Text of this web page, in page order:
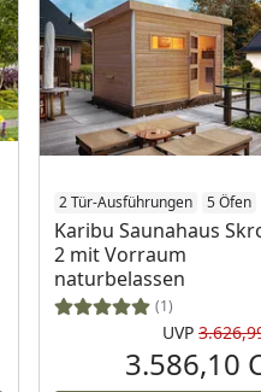
Aktueller Preis
2 Tür-Ausführungen 5 Öfen
Karibu Saunahaus
2 mit Vorraum
naturbelassen
(1)
UVP
3.586,10